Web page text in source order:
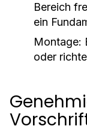
Bereich
ein
Montage:
oder